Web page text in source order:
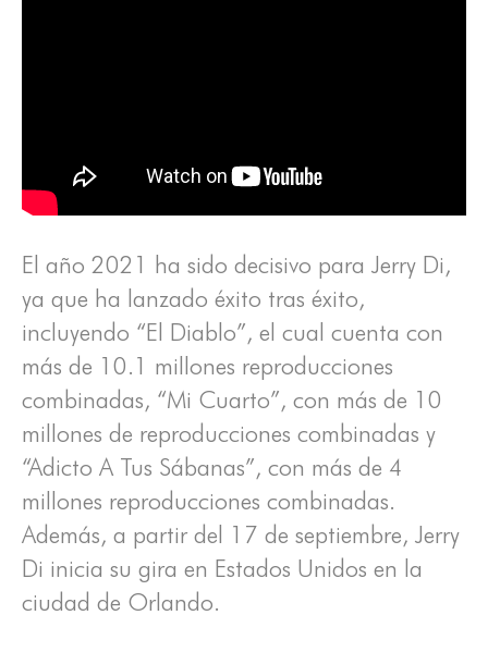
El año 2021 ha sido decisivo para Jerry Di,
ya que ha lanzado éxito tras éxito,
incluyendo “El Diablo”, el cual cuenta con
más de 10.1 millones reproducciones
combinadas, “Mi Cuarto”, con más de 10
millones de reproducciones combinadas y
“Adicto A Tus Sábanas”, con más de 4
millones reproducciones combinadas.
Además, a partir del 17 de septiembre, Jerry
Di inicia su gira en Estados Unidos en la
ciudad de Orlando.